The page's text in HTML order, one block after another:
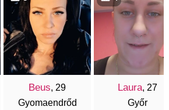
Beus, 29
Gyomaendrőd
Laura, 27
Győr